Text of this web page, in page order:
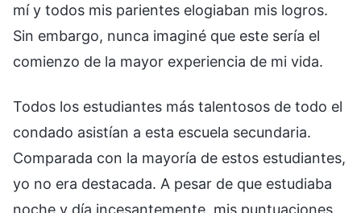
mí y todos mis parientes elogiaban mis logros.
Sin embargo, nunca imaginé que este sería el
comienzo de la mayor experiencia de mi vida.
Todos los estudiantes más talentosos de todo el
condado asistían a esta escuela secundaria.
Comparada con la mayoría de estos estudiantes,
yo no era destacada. A pesar de que estudiaba
noche y día incesantemente, mis puntuaciones